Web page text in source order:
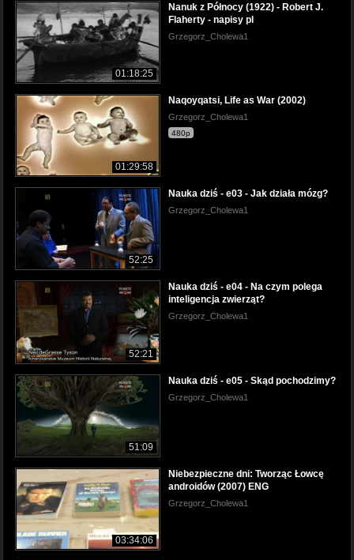
01:18:25
Nanuk z Północy (1922) - Robert J.
Flaherty - napisy pl
Grzegorz_Cholewa1
01:29:58
Naqoyqatsi, Life as War (2002)
Grzegorz_Cholewa1
480p
52:25
Nauka dziś - e03 - Jak działa mózg?
Grzegorz_Cholewa1
52:21
Nauka dziś - e04 - Na czym polega
inteligencja zwierząt?
Grzegorz_Cholewa1
51:09
Nauka dziś - e05 - Skąd pochodzimy?
Grzegorz_Cholewa1
03:34:06
Niebezpieczne dni: Tworząc Łowcę
androidów (2007) ENG
Grzegorz_Cholewa1